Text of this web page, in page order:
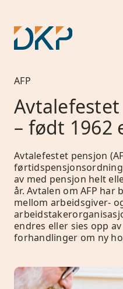
AFP
Avtalefestet
– født 1962
Avtalefestet pensjon
av med pensjon helt
år. Avtalen om AFP
mellom arbeidsgiver-
endres eller sies opp
forhandlinger om ny